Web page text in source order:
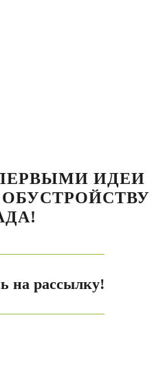
ИДЕИ
на рассылку!